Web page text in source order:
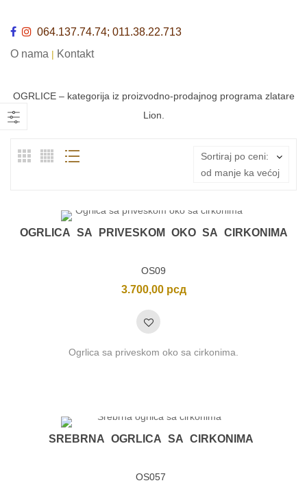
064.137.74.74; 011.38.22.713
O nama | Kontakt
OGRLICE – kategorija iz proizvodno-prodajnog programa zlatare
Lion.
Sortiraj po ceni:
od manje ka većoj
OGRLICA SA PRIVESKOM OKO SA CIRKONIMA
OS09
3.700,00 рсд
Ogrlica sa priveskom oko sa cirkonima.
SREBRNA OGRLICA SA CIRKONIMA
OS057